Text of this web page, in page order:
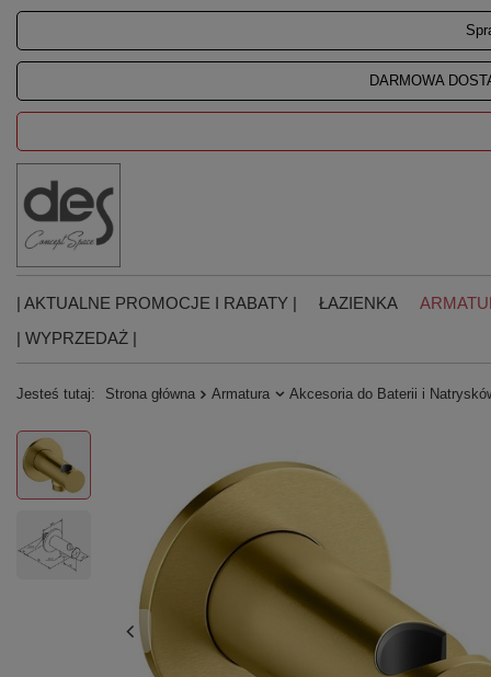
DARMOWA
| AKTUALNE PROMOCJE I RABATY | ŁAZIENKA
| WYPRZEDAŻ |
Jesteś tutaj: Strona główna Armatura Akcesoria do Baterii i